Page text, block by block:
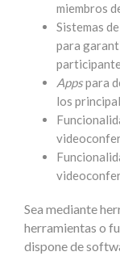
miembros
Sistemas
para
Appspara
los
Sea mediante
herramientas o
dispone de